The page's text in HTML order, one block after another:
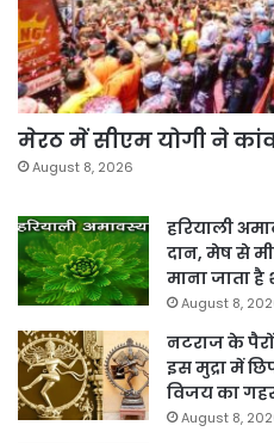
मेरठ में सीएम योगी ने
August 8, 2026
हरियाली
दान, मेष से
माना जाता है
August 8,
नटराज के
इस मुद्रा में
विजय का
August 8,